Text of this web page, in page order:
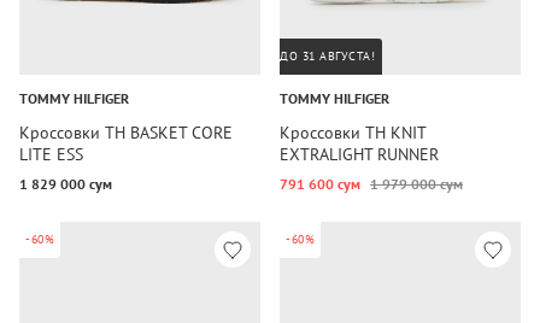
TOMMY HILFIGER
Кроссовки TH BASKET CORE
LITE ESS
1 829 000 сум
ДО 31 АВГУСТА!
TOMMY HILFIGER
Кроссовки TH KNIT
EXTRALIGHT RUNNER
791 600 сум 1 979 000 сум
-60% -60%